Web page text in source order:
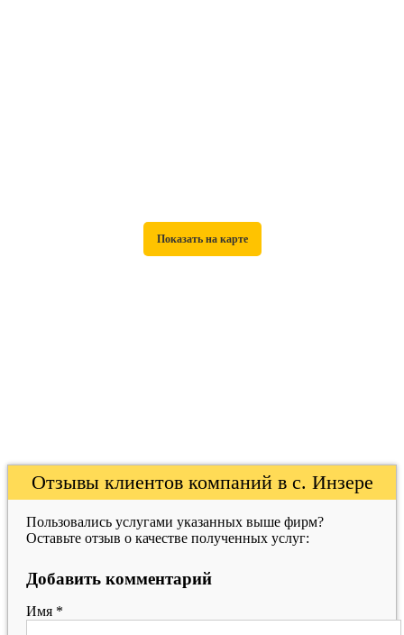
Отзывы клиентов компаний в с. Инзере
Пользовались услугами указанных выше фирм?
Оставьте отзыв о качестве полученных услуг:
Добавить комментарий
Имя *